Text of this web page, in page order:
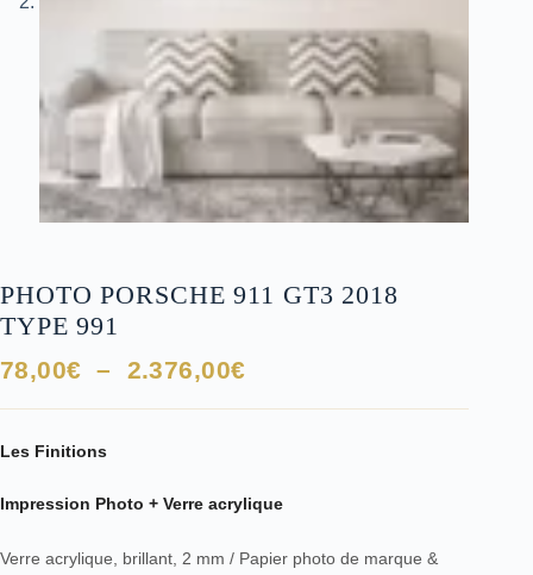
PHOTO PORSCHE 911 GT3 2018
TYPE 991
78,00€ – 2.376,00€Plage
2.376,00€
Les Finitions
Impression Photo + Verre acrylique
Verre acrylique, brillant, 2 mm / Papier photo de marque &